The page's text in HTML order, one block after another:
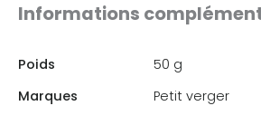
Informations
Poids
50 g
Marques
Petit verger